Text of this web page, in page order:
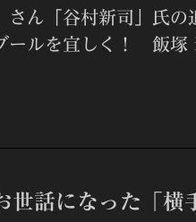
さん「谷村新司」氏
ールを宜しく！ 飯塚
世話になった「横